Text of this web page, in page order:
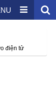
điện tử